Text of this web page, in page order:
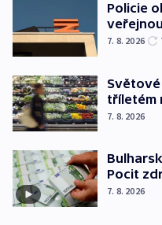
Policie
7. 8. 2026
tříletém
7. 8. 2026
Pocit
7. 8. 2026